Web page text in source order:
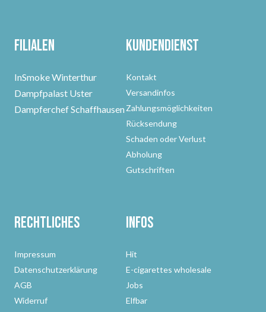
Filialen
InSmoke Winterthur
Dampfpalast Uster
Dampferchef Schaffhausen
Kundendienst
Kontakt
Versandinfos
Zahlungsmöglichkeiten
Rücksendung
Schaden oder Verlust
Abholung
Gutschriften
Rechtliches
Impressum
Datenschutzerklärung
AGB
Widerruf
Infos
Hit
E-cigarettes wholesale
Jobs
Elfbar